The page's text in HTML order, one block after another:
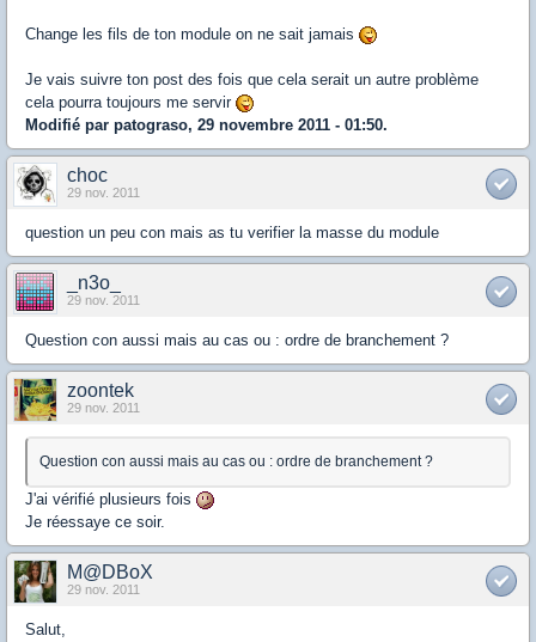
Change les fils de ton module on ne sait jamais
Je vais suivre ton post des fois que cela serait un autre problème
cela pourra toujours me servir
Modifié par patograso, 29 novembre 2011 - 01:50.
choc
29 nov. 2011
question un peu con mais as tu verifier la masse du module
_n3o_
29 nov. 2011
Question con aussi mais au cas ou : ordre de branchement ?
zoontek
29 nov. 2011
Question con aussi mais au cas ou : ordre de branchement ?
J'ai vérifié plusieurs fois
Je réessaye ce soir.
M@DBoX
29 nov. 2011
Salut,